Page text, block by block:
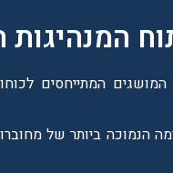
המתייחסים
הנמוכה ביותר של